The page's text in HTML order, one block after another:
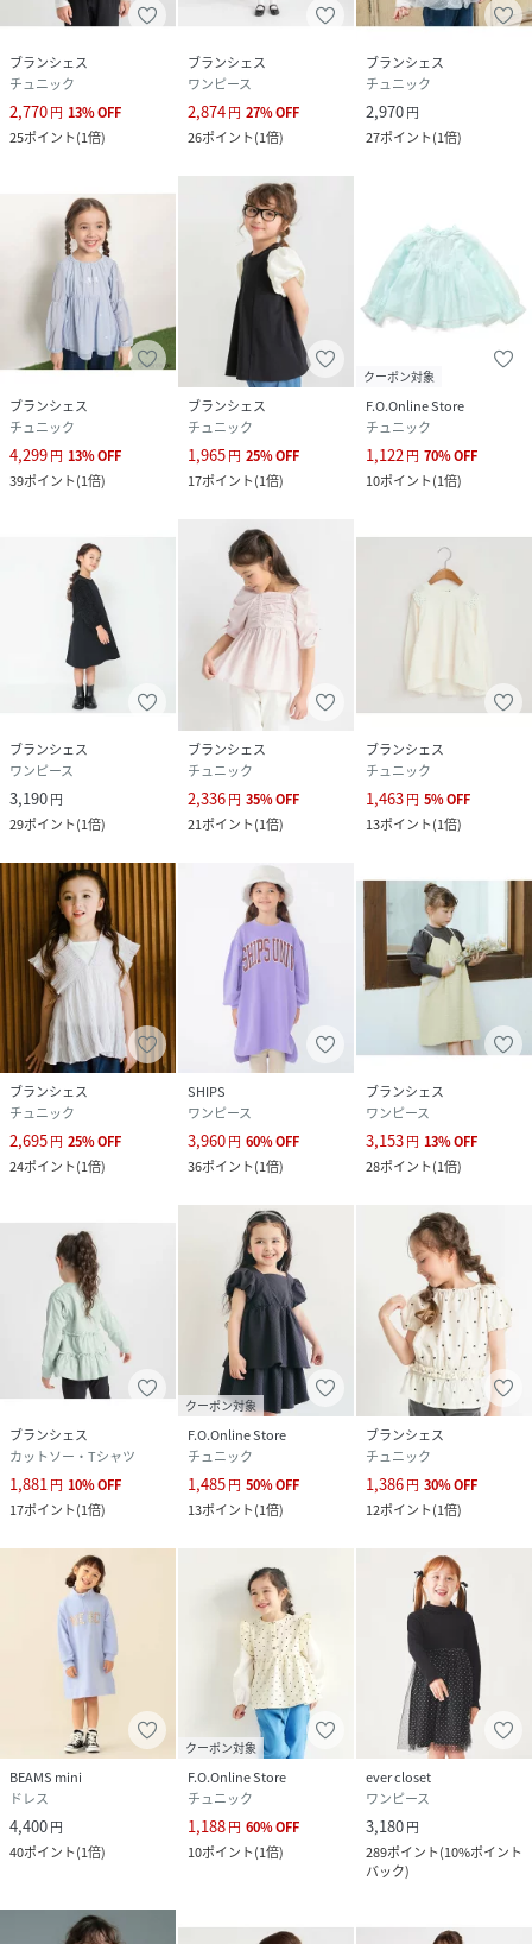
ブランシェス
チュニック
2,770円 13%OFF
25ポイント(1倍)
ブランシェス
ワンピース
2,874円 27%OFF
26ポイント(1倍)
ブランシェス
チュニック
2,970円
27ポイント(1倍)
ブランシェス
チュニック
4,299円 13%OFF
39ポイント(1倍)
ブランシェス
チュニック
1,965円 25%OFF
17ポイント(1倍)
クーポン対象
F.O.Online Store
チュニック
1,122円 70%OFF
10ポイント(1倍)
ブランシェス
ワンピース
3,190円
29ポイント(1倍)
ブランシェス
チュニック
2,336円 35%OFF
21ポイント(1倍)
ブランシェス
チュニック
1,463円 5%OFF
13ポイント(1倍)
ブランシェス
チュニック
2,695円 25%OFF
24ポイント(1倍)
SHIPS
ワンピース
3,960円 60%OFF
36ポイント(1倍)
ブランシェス
ワンピース
3,153円 13%OFF
28ポイント(1倍)
ブランシェス
カットソー・Tシャツ
1,881円 10%OFF
17ポイント(1倍)
クーポン対象
F.O.Online Store
チュニック
1,485円 50%OFF
13ポイント(1倍)
ブランシェス
チュニック
1,386円 30%OFF
12ポイント(1倍)
BEAMS mini
ドレス
4,400円
40ポイント(1倍)
クーポン対象
F.O.Online Store
チュニック
1,188円 60%OFF
10ポイント(1倍)
ever closet
ワンピース
3,180円
289ポイント(10%ポイント
バック)